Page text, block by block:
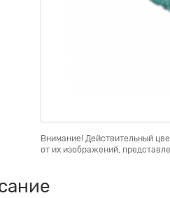
Внимание! Действительный
от их изображений,